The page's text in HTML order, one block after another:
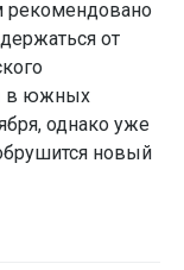
рекомендовано
от
в южных
однако уже
новый